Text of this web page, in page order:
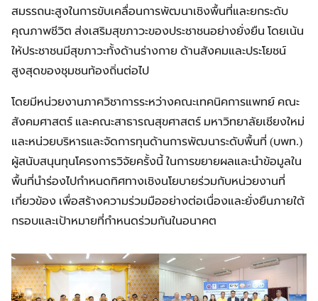
สมรรถนะสูงในการขับเคลื่อนการพัฒนาเชิงพื้นที่และยกระดับ
คุณภาพชีวิต ส่งเสริมสุขภาวะของประชาชนอย่างยั่งยืน โดยเน้น
ให้ประชาชนมีสุขภาวะทั้งด้านร่างกาย ด้านสังคมและประโยชน์
สูงสุดของชุมชนท้องถิ่นต่อไป
โดยมีหน่วยงานภาควิชาการระหว่างคณะเทคนิคการแพทย์ คณะ
สังคมศาสตร์ และคณะสาธารณสุขศาสตร์ มหาวิทยาลัยเชียงใหม่
และหน่วยบริหารและจัดการทุนด้านการพัฒนาระดับพื้นที่ (บพท.)
ผู้สนับสนุนทุนโครงการวิจัยครั้งนี้ ในการขยายผลและนำข้อมูลใน
พื้นที่นำร่องไปกำหนดทิศทางเชิงนโยบายร่วมกับหน่วยงานที่
เกี่ยวข้อง เพื่อสร้างความร่วมมืออย่างต่อเนื่องและยั่งยืนภายใต้
กรอบและเป้าหมายที่กำหนดร่วมกันในอนาคต